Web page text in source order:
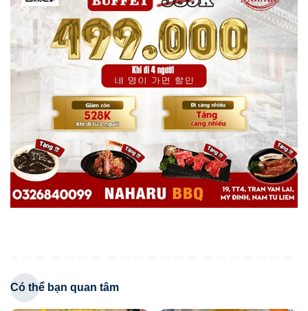
Có thể bạn quan tâm